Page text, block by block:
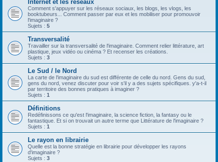
Internet et les réseaux
Comment s'appuyer sur les réseaux sociaux, les blogs, les vlogs, les
booktubeurs... Comment passer par eux et les mobiliser pour promouvoir
l'imaginaire ?
Sujets : 5
Transversalité
Travailler sur la transversalité de l'imaginaire. Comment relier littérature, art
plastique, jeux vidéo ou cinéma ? Et recenser les créations.
Sujets : 3
Le Sud / le Nord
La carte de l'imaginaire du sud est différente de celle du nord. Gens du sud,
gens du nord, venez discuter pour voir s'il y a des sujets spécifiques. y'a-t-il
par territoire des bonnes pratiques à imaginer ?
Sujets : 1
Définitions
Redéfinissons ce qu'est l'imaginaire, la science fiction, la fantasy ou le
fantastique. Et si on trouvait un autre terme que Littérature de l'imaginaire ?
Sujets : 1
Le rayon en librairie
Quelle est la bonne stratégie en librairie pour développer les rayons
d'imaginaire ?
Sujets : 3